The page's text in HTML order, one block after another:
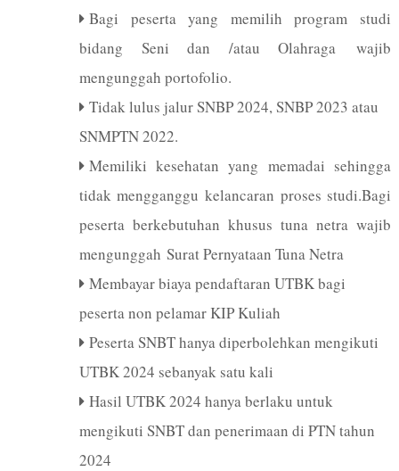
Bagi peserta yang memilih program studi
bidang Seni dan /atau Olahraga wajib
mengunggah portofolio.
Tidak lulus jalur SNBP 2024, SNBP 2023 atau
SNMPTN 2022.
Memiliki kesehatan yang memadai sehingga
tidak mengganggu kelancaran proses studi.Bagi
peserta berkebutuhan khusus tuna netra wajib
mengunggah Surat Pernyataan Tuna Netra
Membayar biaya pendaftaran UTBK bagi
peserta non pelamar KIP Kuliah
Peserta SNBT hanya diperbolehkan mengikuti
UTBK 2024 sebanyak satu kali
Hasil UTBK 2024 hanya berlaku untuk
mengikuti SNBT dan penerimaan di PTN tahun
2024